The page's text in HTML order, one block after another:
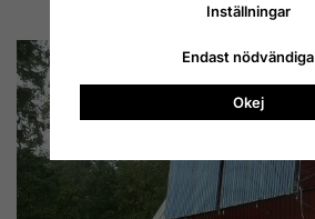
Inställningar
Endast nödvändiga
Okej